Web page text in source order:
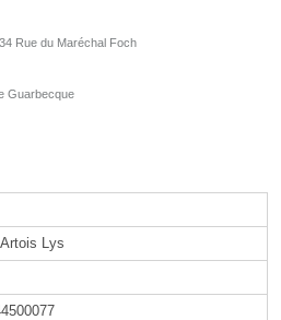
Rue du Maréchal Foch
Guarbecque
Lys